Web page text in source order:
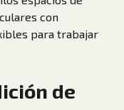
con
para trabajar
de